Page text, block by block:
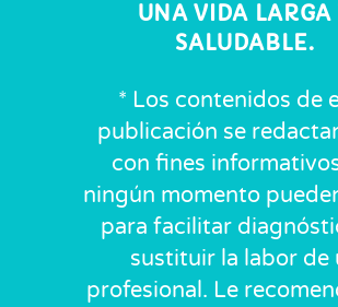
UNA VIDA LARGA
SALUDABLE.
* Los contenidos de
publicación se
con fines
ningún momento
para facilitar
sustituir la labor de
profesional. Le